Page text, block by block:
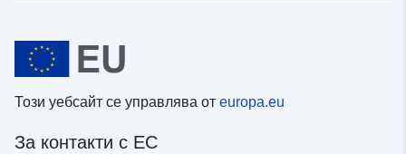
Този уебсайт се управлява от europa.eu
За контакти с ЕС